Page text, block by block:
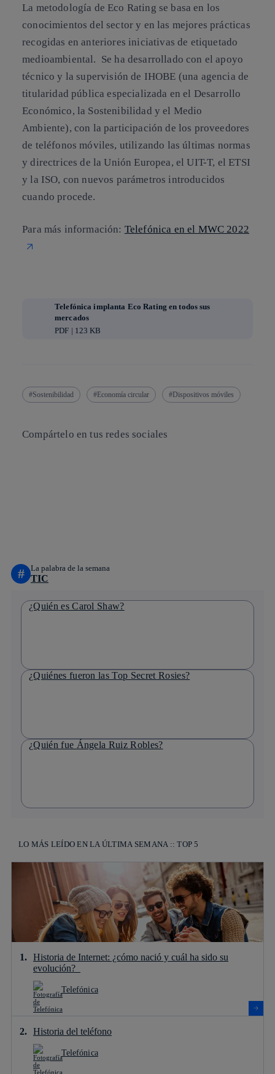
La metodología de Eco Rating se basa en los
conocimientos del sector y en las mejores prácticas
recogidas en anteriores iniciativas de etiquetado
medioambiental. Se ha desarrollado con el apoyo
técnico y la supervisión de IHOBE (una agencia de
titularidad pública especializada en el Desarrollo
Económico, la Sostenibilidad y el Medio
Ambiente), con la participación de los proveedores
de teléfonos móviles, utilizando las últimas normas
y directrices de la Unión Europea, el UIT-T, el ETSI
y la ISO, con nuevos parámetros introducidos
cuando procede.
Para más información: Telefónica en el MWC 2022
Telefónica implanta Eco Rating en todos sus
mercados
PDF | 123 KB
Sostenibilidad Economía circular Dispositivos móviles
Compártelo en tus redes sociales
# La palabra de la semana
TIC
¿Quién es Carol Shaw?
¿Quiénes fueron las Top Secret Rosies?
¿Quién fue Ángela Ruiz Robles?
LO MÁS LEÍDO EN LA ÚLTIMA SEMANA :: TOP 5
Historia de Internet: ¿cómo nació y cuál ha sido su
evolución?
Telefónica
Historia del teléfono
Telefónica